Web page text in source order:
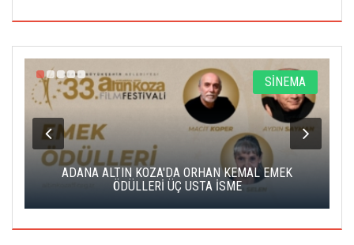
SİNEMA
ADANA ALTIN KOZA'DA ORHAN KEMAL EMEK
ÖDÜLLERİ ÜÇ USTA İSME